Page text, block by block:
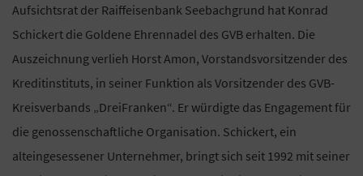
Aufsichtsrat der Raiffeisenbank Seebachgrund hat Konrad
Schickert die Goldene Ehrennadel des GVB erhalten. Die
Auszeichnung verlieh Horst Amon, Vorstandsvorsitzender des
Kreditinstituts, in seiner Funktion als Vorsitzender des GVB-
Kreisverbands „DreiFranken“. Er würdigte das Engagement für
die genossenschaftliche Organisation. Schickert, ein
alteingesessener Unternehmer, bringt sich seit 1992 mit seiner